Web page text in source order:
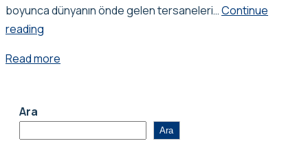
boyunca dünyanın önde gelen tersaneleri…Continue
reading
festival
Read more
Ara
Ara